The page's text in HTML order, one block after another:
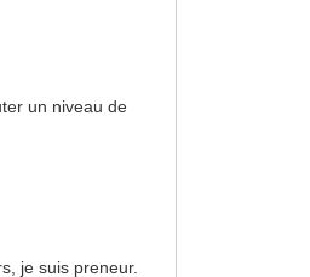
un niveau de
je suis preneur.